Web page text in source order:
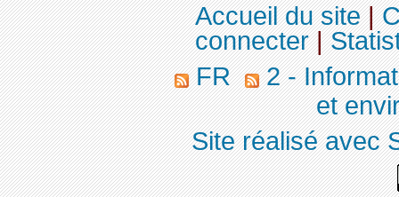
Accueil du site|
connecter|
FR
2 -
et
Site réalisé avec